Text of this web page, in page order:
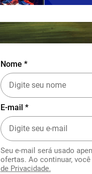
Nome *
E-mail *
Seu e-mail será usado
ofertas. Ao continuar,
de Privacidade.